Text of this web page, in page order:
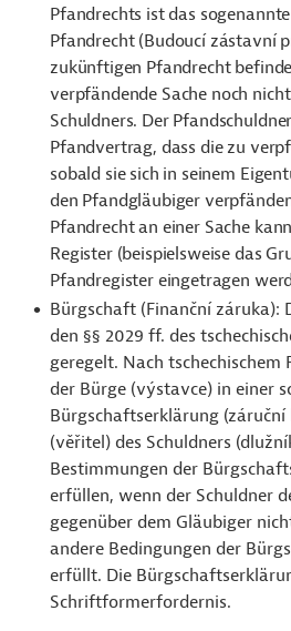
Pfandrechts ist das
Pfandrecht (Budoucí zástavní
zukünftigen Pfandrecht
verpfändende Sache noch
Schuldners. Der
Pfandvertrag, dass die zu
sobald sie sich in seinem
den Pfandgläubiger
Pfandrecht an einer Sache
Register (beispielsweise das
Pfandregister eingetragen
Bürgschaft (Finanční záruka):
den §§ 2029 ff. des
geregelt. Nach tschechischem
der Bürge (výstavce) in einer
Bürgschaftserklärung
(věřitel) des Schuldners
Bestimmungen der
erfüllen, wenn der Schuldner
gegenüber dem Gläubiger
andere Bedingungen der
erfüllt. Die
Schriftformerfordernis.